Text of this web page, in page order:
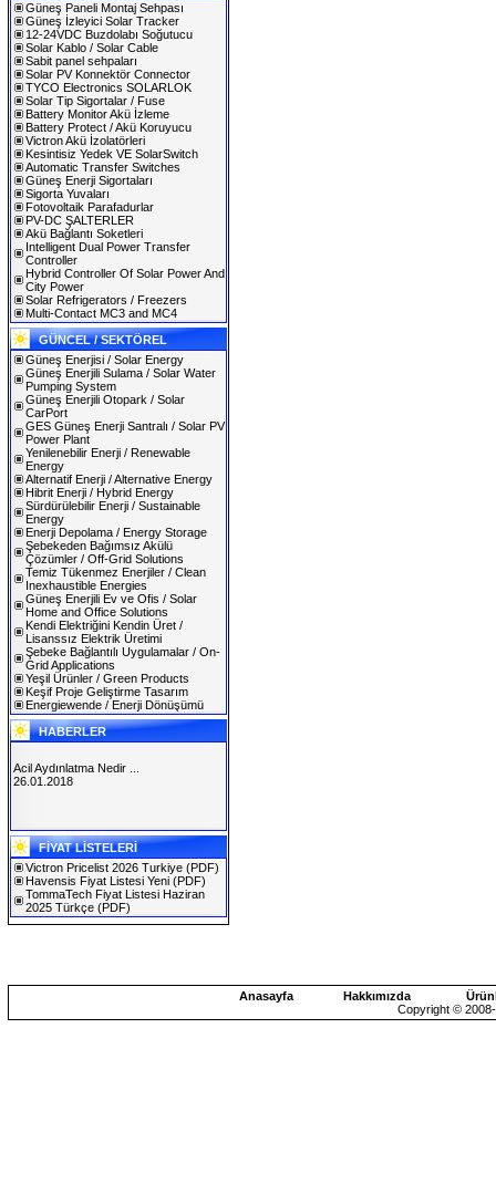
Güneş Paneli Montaj Sehpası
Güneş İzleyici Solar Tracker
12-24VDC Buzdolabı Soğutucu
Solar Kablo / Solar Cable
Sabit panel sehpaları
Solar PV Konnektör Connector
TYCO Electronics SOLARLOK
Solar Tip Sigortalar / Fuse
Battery Monitor Akü İzleme
Battery Protect / Akü Koruyucu
Victron Akü İzolatörleri
Kesintisiz Yedek VE SolarSwitch
Automatic Transfer Switches
Güneş Enerji Sigortaları
Sigorta Yuvaları
Fotovoltaik Parafadurlar
PV-DC ŞALTERLER
Akü Bağlantı Soketleri
Intelligent Dual Power Transfer
Controller
Hybrid Controller Of Solar Power And
City Power
Solar Refrigerators / Freezers
Multi-Contact MC3 and MC4
GÜNCEL / SEKTÖREL
Güneş Enerjisi / Solar Energy
Güneş Enerjili Sulama / Solar Water
Pumping System
Güneş Enerjili Otopark / Solar
CarPort
GES Güneş Enerji Santralı / Solar PV
Power Plant
Yenilenebilir Enerji / Renewable
Energy
Alternatif Enerji / Alternative Energy
Hibrit Enerji / Hybrid Energy
Sürdürülebilir Enerji / Sustainable
Energy
Enerji Depolama / Energy Storage
Şebekeden Bağımsız Akülü
Çözümler / Off-Grid Solutions
Temiz Tükenmez Enerjiler / Clean
Inexhaustible Energies
Güneş Enerjili Ev ve Ofis / Solar
Home and Office Solutions
Kendi Elektriğini Kendin Üret /
Lisanssız Elektrik Üretimi
Şebeke Bağlantılı Uygulamalar / On-
Grid Applications
Yeşil Ürünler / Green Products
Keşif Proje Geliştirme Tasarım
Energiewende / Enerji Dönüşümü
HABERLER
SOLAREX ISTANBUL 2019
30.01.2019
Acil Aydınlatma Nedir ...
26.01.2018
FİYAT LİSTELERİ
Victron Pricelist 2026 Turkiye (PDF)
Havensis Fiyat Listesi Yeni (PDF)
TommaTech Fiyat Listesi Haziran
2025 Türkçe (PDF)
Anasayfa Hakkımızda
Copyright ©